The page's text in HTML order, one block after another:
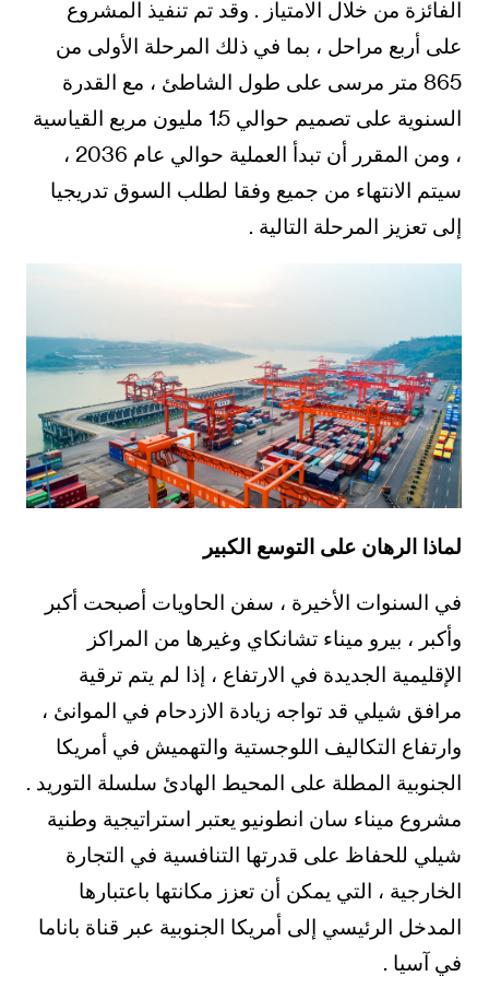
الفائزة من خلال الامتياز . وقد تم تنفيذ المشروع
على أربع مراحل ، بما في ذلك المرحلة الأولى من
865 متر مرسى على طول الشاطئ ، مع القدرة
السنوية على تصميم حوالي 1.5 مليون مربع القياسية
، ومن المقرر أن تبدأ العملية حوالي عام 2036 ،
سيتم الانتهاء من جميع وفقا لطلب السوق تدريجيا
إلى تعزيز المرحلة التالية .
لماذا الرهان على التوسع الكبير
في السنوات الأخيرة ، سفن الحاويات أصبحت أكبر
وأكبر ، بيرو ميناء تشانكاي وغيرها من المراكز
الإقليمية الجديدة في الارتفاع ، إذا لم يتم ترقية
مرافق شيلي قد تواجه زيادة الازدحام في الموانئ ،
وارتفاع التكاليف اللوجستية والتهميش في أمريكا
الجنوبية المطلة على المحيط الهادئ سلسلة التوريد .
مشروع ميناء سان انطونيو يعتبر استراتيجية وطنية
شيلي للحفاظ على قدرتها التنافسية في التجارة
الخارجية ، التي يمكن أن تعزز مكانتها باعتبارها
المدخل الرئيسي إلى أمريكا الجنوبية عبر قناة باناما
في آسيا .